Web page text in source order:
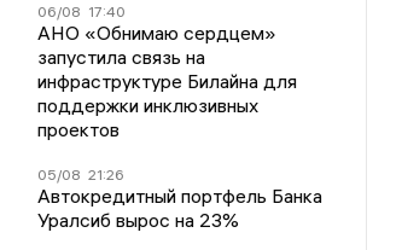
06/08 17:40
АНО «Обнимаю сердцем»
запустила связь на
инфраструктуре Билайна для
поддержки инклюзивных
проектов
05/08 21:26
Автокредитный портфель Банка
Уралсиб вырос на 23%